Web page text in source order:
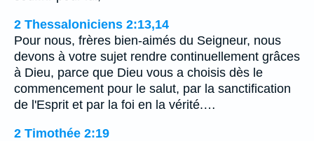
2 Thessaloniciens 2:13,14
Pour nous, frères bien-aimés du Seigneur, nous
devons à votre sujet rendre continuellement grâces
à Dieu, parce que Dieu vous a choisis dès le
commencement pour le salut, par la sanctification
de l'Esprit et par la foi en la vérité.…
2 Timothée 2:19